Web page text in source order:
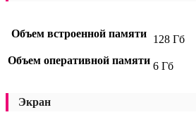
Объем встроенной памяти 128 Гб
Объем оперативной памяти 6 Гб
Экран